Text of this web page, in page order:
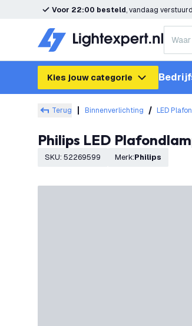
Voor 22:00 besteld, vandaag verstuurd
Kies jouw categorie
Terug Binnenverlichting LED
Philips LED
SKU: 52269599 Merk: Philips